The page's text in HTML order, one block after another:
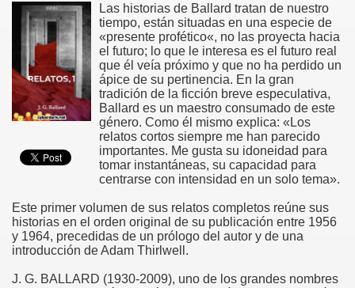
Las historias de Ballard tratan de nuestro
tiempo, están situadas en una especie de
«presente profético«, no las proyecta hacia
el futuro; lo que le interesa es el futuro real
que él veía próximo y que no ha perdido un
ápice de su pertinencia. En la gran
tradición de la ficción breve especulativa,
Ballard es un maestro consumado de este
género. Como él mismo explica: «Los
relatos cortos siempre me han parecido
importantes. Me gusta su idoneidad para
tomar instantáneas, su capacidad para
centrarse con intensidad en un solo tema».
Este primer volumen de sus relatos completos reúne sus
historias en el orden original de su publicación entre 1956
y 1964, precedidas de un prólogo del autor y de una
introducción de Adam Thirlwell.
J. G. BALLARD (1930-2009), uno de los grandes nombres